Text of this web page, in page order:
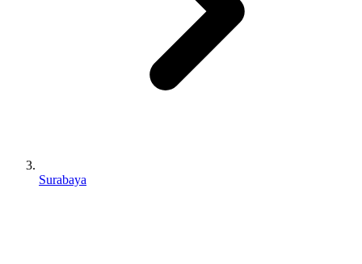
Surabaya